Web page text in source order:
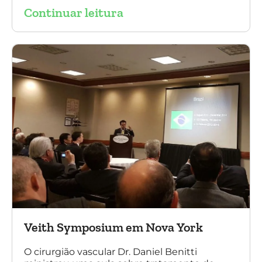
sobre a experiência brasileira no tratamento
multilayer. Mais de 200 pacientes operados
sem nenhum caso de paraplegia!
Continuar leitura
Veith Symposium em Nova York
O cirurgião vascular Dr. Daniel Benitti